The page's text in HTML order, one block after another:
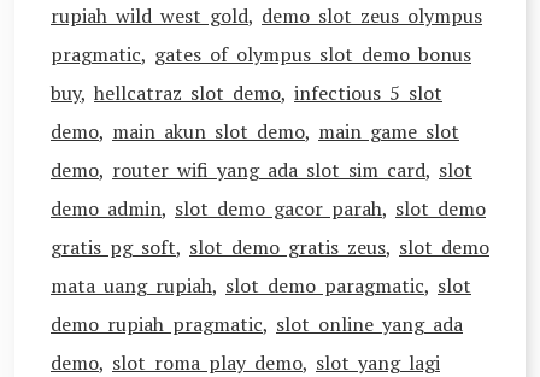
rupiah wild west gold, demo slot zeus olympus
pragmatic, gates of olympus slot demo bonus
buy, hellcatraz slot demo, infectious 5 slot
demo, main akun slot demo, main game slot
demo, router wifi yang ada slot sim card, slot
demo admin, slot demo gacor parah, slot demo
gratis pg soft, slot demo gratis zeus, slot demo
mata uang rupiah, slot demo paragmatic, slot
demo rupiah pragmatic, slot online yang ada
demo, slot roma play demo, slot yang lagi